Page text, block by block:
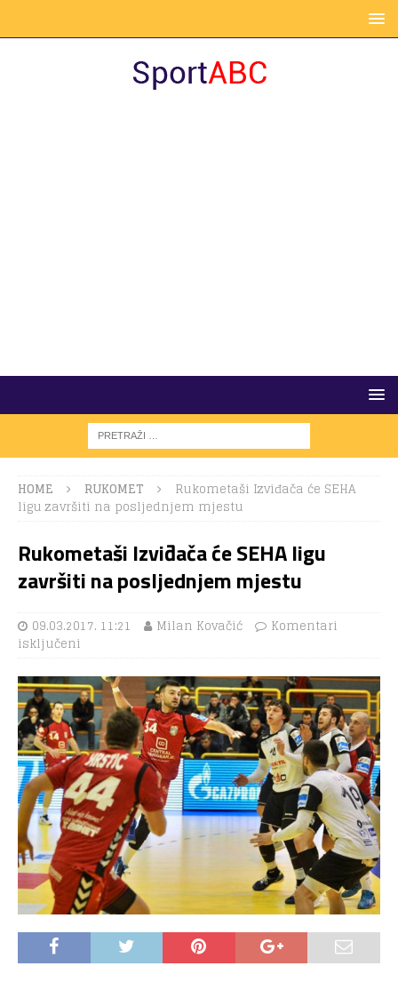
HOME RUKOMET
Rukometaši Izviđača će SEHA
ligu završiti na posljednjem mjestu
Rukometaši Izviđača će SEHA ligu
završiti na posljednjem mjestu
09.03.2017. 11:21 Milan Kovačić
Komentari
isključeni